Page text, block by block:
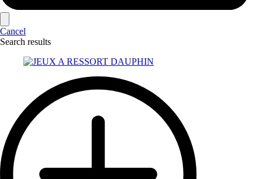
Cancel
Search results